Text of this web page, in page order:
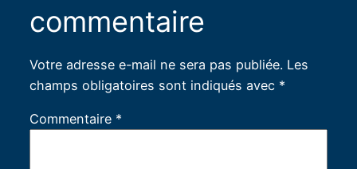
commentaire
Votre adresse e-mail ne sera pas publiée. Les
champs obligatoires sont indiqués avec *
Commentaire *